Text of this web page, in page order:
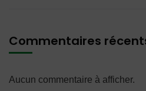
Commentaires
Aucun commentaire à afficher.